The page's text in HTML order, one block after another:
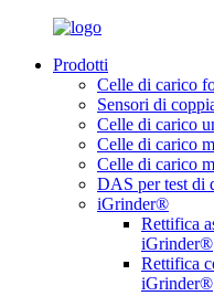
Prodotti
Celle di carico
Sensori di
Celle di carico
Celle di carico
Celle di carico
DAS per test di
iGrinder®
Rettifica
iGrinder®
Rettifica
iGrinder®